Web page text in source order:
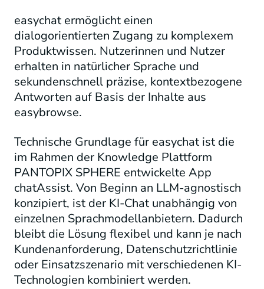
easychat ermöglicht einen
dialogorientierten Zugang zu komplexem
Produktwissen. Nutzerinnen und Nutzer
erhalten in natürlicher Sprache und
sekundenschnell präzise, kontextbezogene
Antworten auf Basis der Inhalte aus
easybrowse.
Technische Grundlage für easychat ist die
im Rahmen der Knowledge Plattform
PANTOPIX SPHERE entwickelte App
chatAssist. Von Beginn an LLM-agnostisch
konzipiert, ist der KI-Chat unabhängig von
einzelnen Sprachmodellanbietern. Dadurch
bleibt die Lösung flexibel und kann je nach
Kundenanforderung, Datenschutzrichtlinie
oder Einsatzszenario mit verschiedenen KI-
Technologien kombiniert werden.